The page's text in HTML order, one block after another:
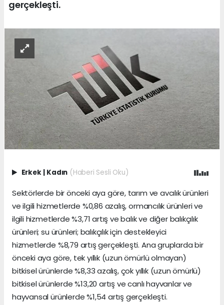
gerçekleşti.
Erkek | Kadın (Haberi Sesli Oku)
Sektörlerde bir önceki aya göre, tarım ve avcılık ürünleri
ve ilgili hizmetlerde %0,86 azalış, ormancılık ürünleri ve
ilgili hizmetlerde %3,71 artış ve balık ve diğer balıkçılık
ürünleri; su ürünleri; balıkçılık için destekleyici
hizmetlerde %8,79 artış gerçekleşti. Ana gruplarda bir
önceki aya göre, tek yıllık (uzun ömürlü olmayan)
bitkisel ürünlerde %8,33 azalış, çok yıllık (uzun ömürlü)
bitkisel ürünlerde %13,20 artış ve canlı hayvanlar ve
hayvansal ürünlerde %1,54 artış gerçekleşti.